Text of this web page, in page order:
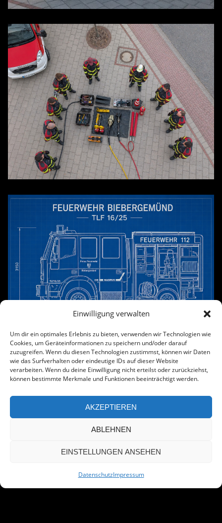
Einwilligung verwalten
Um dir ein optimales Erlebnis zu bieten, verwenden wir Technologien wie
Cookies, um Geräteinformationen zu speichern und/oder darauf
zuzugreifen. Wenn du diesen Technologien zustimmst, können wir Daten
wie das Surfverhalten oder eindeutige IDs auf dieser Website
verarbeiten. Wenn du deine Einwilligung nicht erteilst oder zurückziehst,
können bestimmte Merkmale und Funktionen beeinträchtigt werden.
AKZEPTIEREN
ABLEHNEN
EINSTELLUNGEN ANSEHEN
DatenschutzImpressum